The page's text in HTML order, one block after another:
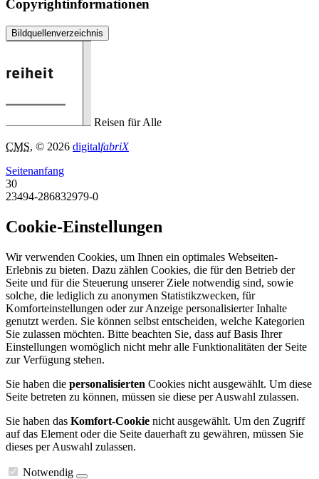
Copyrightinformationen
Bildquellenverzeichnis
Reisen für Alle
CMS, © 2026 digitalfabriX
Seitenanfang
30
23494-286832979-0
Cookie-Einstellungen
Wir verwenden Cookies, um Ihnen ein optimales Webseiten-
Erlebnis zu bieten. Dazu zählen Cookies, die für den Betrieb der
Seite und für die Steuerung unserer Ziele notwendig sind, sowie
solche, die lediglich zu anonymen Statistikzwecken, für
Komforteinstellungen oder zur Anzeige personalisierter Inhalte
genutzt werden. Sie können selbst entscheiden, welche Kategorien
Sie zulassen möchten. Bitte beachten Sie, dass auf Basis Ihrer
Einstellungen womöglich nicht mehr alle Funktionalitäten der Seite
zur Verfügung stehen.
Sie haben die personalisierten Cookies nicht ausgewählt. Um diese
Seite betreten zu können, müssen sie diese per Auswahl zulassen.
Sie haben das Komfort-Cookie nicht ausgewählt. Um den Zugriff
auf das Element oder die Seite dauerhaft zu gewähren, müssen Sie
dieses per Auswahl zulassen.
Notwendig